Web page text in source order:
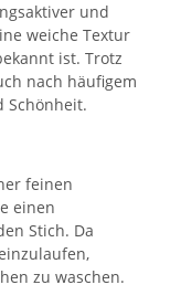
und
weiche Textur
ist. Trotz
nach häufigem
Schönheit.
feinen
einen
Stich. Da
zu waschen.